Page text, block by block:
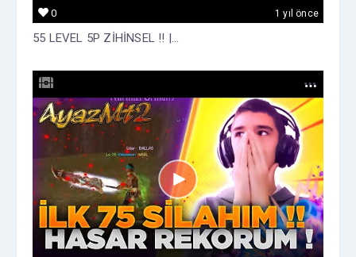
1 yıl önce
0
55 LEVEL 5P ZİHİNSEL !! |...